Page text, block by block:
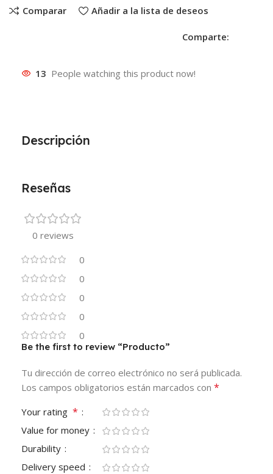
Comparar Añadir a la lista de deseos
Comparte:
13 People watching this product now!
Descripción
Reseñas
0 reviews
0
0
0
0
0
Be the first to review “Producto”
Tu dirección de correo electrónico no será publicada.
Los campos obligatorios están marcados con *
Your rating *
Value for money
Durability
Delivery speed